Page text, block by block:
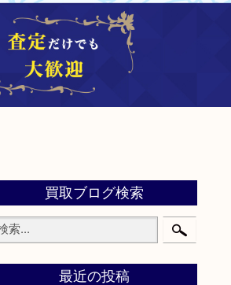
買取ブログ検索
最近の投稿